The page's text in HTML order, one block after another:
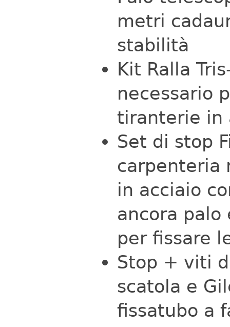
metri
stabilità
Kit Ralla
necessario
tiranterie in
Set di stop
carpenteria
in acciaio
ancora
per fissare
Stop + viti
scatola e
fissatubo a